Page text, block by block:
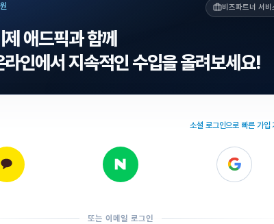
비즈파트너 서비
제 애드픽과 함께
라인에서 지속적인 수입을 올려보세요!
소셜 로그인으로 빠른 가입
또는 이메일 로그인